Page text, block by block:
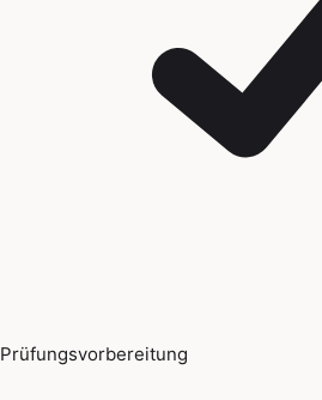
Prüfungsvorbereitung